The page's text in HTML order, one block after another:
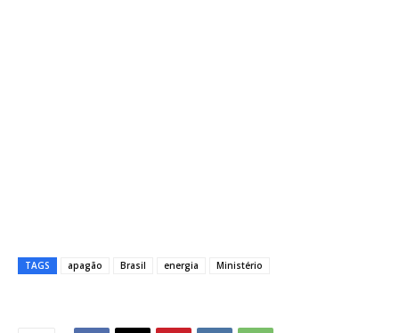
TAGS apagão Brasil energia Ministério